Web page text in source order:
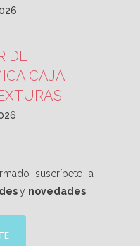
DE
CAJA
suscríbete a
y novedades